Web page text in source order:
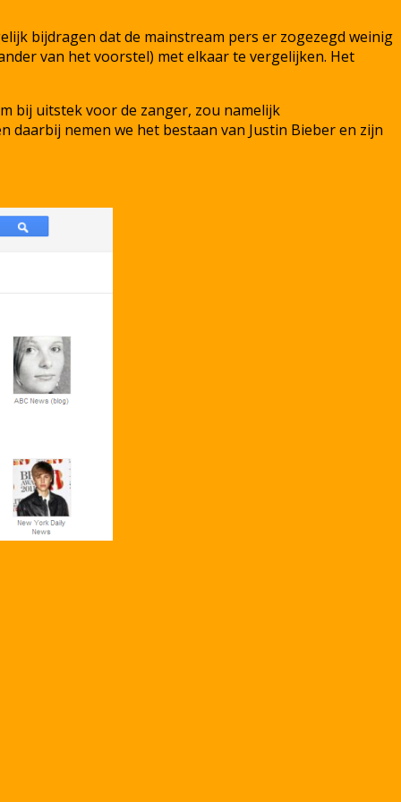
bijdragen dat de mainstream pers er zogezegd weinig
van het voorstel) met elkaar te vergelijken. Het
bij uitstek voor de zanger, zou namelijk
nemen we het bestaan van Justin Bieber en zijn